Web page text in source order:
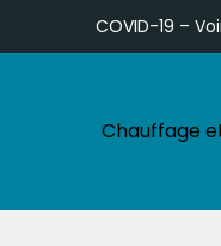
COVID-19 –
Chauffage